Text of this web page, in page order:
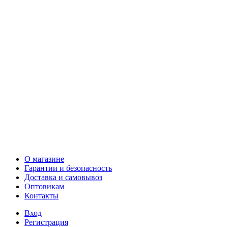
О магазине
Гарантии и безопасность
Доставка и самовывоз
Оптовикам
Контакты
Вход
Регистрация